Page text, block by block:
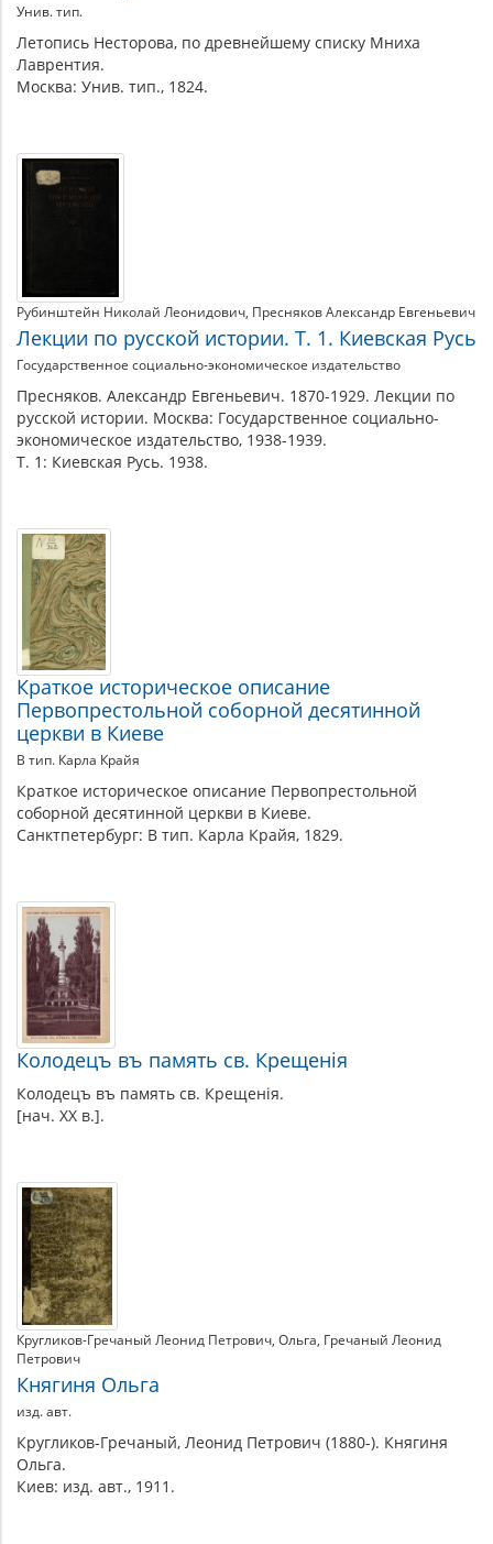
Унив. тип.
Летопись Несторова, по древнейшему списку Мниха
Лаврентия.
Москва: Унив. тип., 1824.
Рубинштейн Николай Леонидович Пресняков Александр Евгеньевич
Лекции по русской истории. Т. 1. Киевская Русь
Государственное социально-экономическое издательство
Пресняков. Александр Евгеньевич. 1870-1929. Лекции по
русской истории. Москва: Государственное социально-
экономическое издательство, 1938-1939.
Т. 1: Киевская Русь. 1938.
Краткое историческое описание
Первопрестольной соборной десятинной
церкви в Киеве
В тип. Карла Крайя
Краткое историческое описание Первопрестольной
соборной десятинной церкви в Киеве.
Санктпетербург: В тип. Карла Крайя, 1829.
Колодецъ въ память св. Крещенія
Колодецъ въ память св. Крещенія.
[нач. ХХ в.].
Кругликов-Гречаный Леонид Петрович Ольга Гречаный Леонид
Петрович
Княгиня Ольга
изд. авт.
Кругликов-Гречаный, Леонид Петрович (1880-). Княгиня
Ольга.
Киев: изд. авт., 1911.